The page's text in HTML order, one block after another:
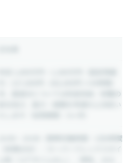
（標準労働時間：1日8時間